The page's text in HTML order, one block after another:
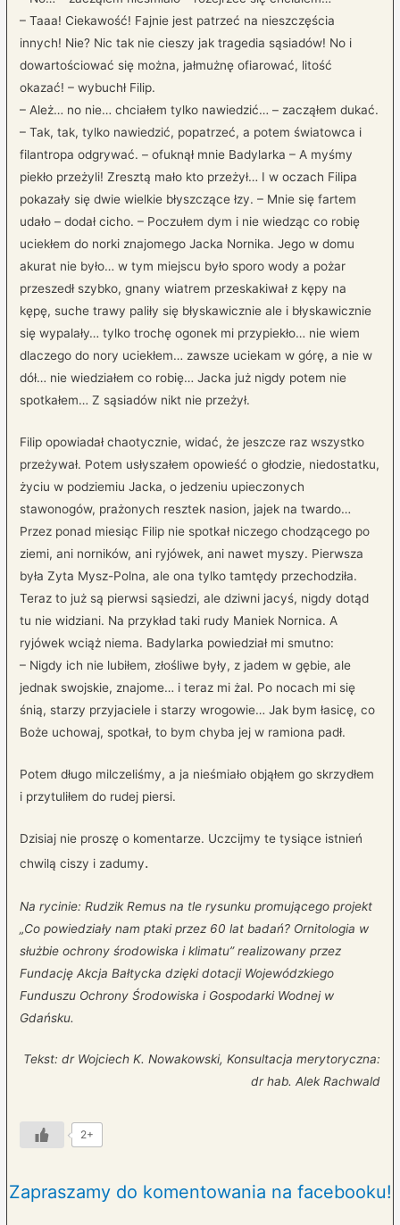
– Taaa! Ciekawość! Fajnie jest patrzeć na nieszczęścia
innych! Nie? Nic tak nie cieszy jak tragedia sąsiadów! No i
dowartościować się można, jałmużnę ofiarować, litość
okazać! – wybuchł Filip.
– Ależ… no nie… chciałem tylko nawiedzić… – zacząłem dukać.
– Tak, tak, tylko nawiedzić, popatrzeć, a potem światowca i
filantropa odgrywać. – ofuknął mnie Badylarka – A myśmy
piekło przeżyli! Zresztą mało kto przeżył… I w oczach Filipa
pokazały się dwie wielkie błyszczące łzy. – Mnie się fartem
udało – dodał cicho. – Poczułem dym i nie wiedząc co robię
uciekłem do norki znajomego Jacka Nornika. Jego w domu
akurat nie było… w tym miejscu było sporo wody a pożar
przeszedł szybko, gnany wiatrem przeskakiwał z kępy na
kępę, suche trawy paliły się błyskawicznie ale i błyskawicznie
się wypalały… tylko trochę ogonek mi przypiekło… nie wiem
dlaczego do nory uciekłem… zawsze uciekam w górę, a nie w
dół… nie wiedziałem co robię… Jacka już nigdy potem nie
spotkałem… Z sąsiadów nikt nie przeżył.
Filip opowiadał chaotycznie, widać, że jeszcze raz wszystko
przeżywał. Potem usłyszałem opowieść o głodzie, niedostatku,
życiu w podziemiu Jacka, o jedzeniu upieczonych
stawonogów, prażonych resztek nasion, jajek na twardo…
Przez ponad miesiąc Filip nie spotkał niczego chodzącego po
ziemi, ani norników, ani ryjówek, ani nawet myszy. Pierwsza
była Zyta Mysz-Polna, ale ona tylko tamtędy przechodziła.
Teraz to już są pierwsi sąsiedzi, ale dziwni jacyś, nigdy dotąd
tu nie widziani. Na przykład taki rudy Maniek Nornica. A
ryjówek wciąż niema. Badylarka powiedział mi smutno:
– Nigdy ich nie lubiłem, złośliwe były, z jadem w gębie, ale
jednak swojskie, znajome… i teraz mi żal. Po nocach mi się
śnią, starzy przyjaciele i starzy wrogowie… Jak bym łasicę, co
Boże uchowaj, spotkał, to bym chyba jej w ramiona padł.
Potem długo milczeliśmy, a ja nieśmiało objąłem go skrzydłem
i przytuliłem do rudej piersi.
Dzisiaj nie proszę o komentarze. Uczcijmy te tysiące istnień
chwilą ciszy i zadumy.
Na rycinie: Rudzik Remus na tle rysunku promującego projekt
„Co powiedziały nam ptaki przez 60 lat badań? Ornitologia w
służbie ochrony środowiska i klimatu” realizowany przez
Fundację Akcja Bałtycka dzięki dotacji Wojewódzkiego
Funduszu Ochrony Środowiska i Gospodarki Wodnej w
Gdańsku.
Tekst: dr Wojciech K. Nowakowski, Konsultacja merytoryczna:
dr hab. Alek Rachwald
2+
Zapraszamy do komentowania na facebooku!